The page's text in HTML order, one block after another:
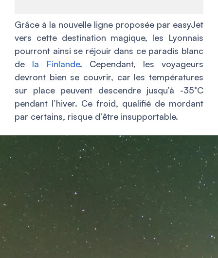
Grâce à la nouvelle ligne proposée par easyJet
vers cette destination magique, les Lyonnais
pourront ainsi se réjouir dans ce paradis blanc
de la Finlande. Cependant, les voyageurs
devront bien se couvrir, car les températures
sur place peuvent descendre jusqu’à -35°C
pendant l’hiver. Ce froid, qualifié de mordant
par certains, risque d’être insupportable.